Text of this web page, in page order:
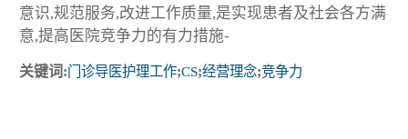
意识,规范服务,改进工作质量,是实现患者及社会各方满
意,提高医院竞争力的有力措施-
关键词:门诊导医护理工作;CS;经营理念;竞争力